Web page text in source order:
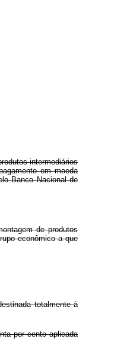
intermediários
em moeda
Banco Nacional de
de produtos
econômico a que
totalmente à
por cento aplicada